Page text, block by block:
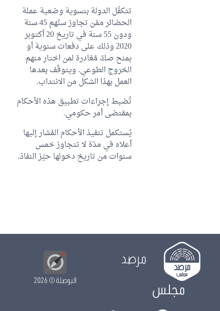
تتكفّل الدولة بتسوية وضعية عملة
الحضائر ممّن تجاوز سنّهم 45 سنة
ودون 55 سنة في تاريخ 20 أكتوبر
2020 وذلك على دفعات سنوية أو
بمنح صكّ مُغادرة لمن اختار منهم
الخروج الطوعي. ويتوقّف بعدها
العمل بهذا الشكل من الانتداب.
تُضبط إجراءات تطبيق هذه الأحكام
بمقتضى أمر حكومي.
يُستكمل تنفيذ الأحكام المُشار إليها
أعلاه في مدّة لا تتجاوز خمس
سنوات من تاريخ دخولها حيّز النفاذ.
مرصد
مجلس
البوصلة© 2026